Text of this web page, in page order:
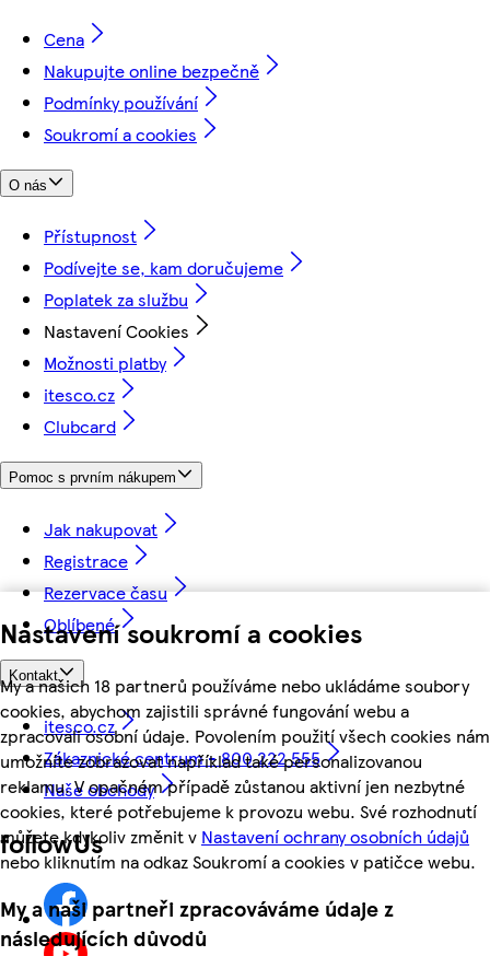
Nastavení soukromí a cookies
My a našich 18 partnerů používáme nebo ukládáme soubory
cookies, abychom zajistili správné fungování webu a
zpracovali osobní údaje. Povolením použití všech cookies nám
umožníte zobrazovat například také personalizovanou
reklamu. V opačném případě zůstanou aktivní jen nezbytné
cookies, které potřebujeme k provozu webu. Své rozhodnutí
můžete kdykoliv změnit v Nastavení ochrany osobních údajů
nebo kliknutím na odkaz Soukromí a cookies v patičce webu.
My a naši partneři zpracováváme údaje z
následujících důvodů
Cena
Nakupujte online bezpečně
Podmínky používání
Soukromí a cookies
O nás
Přístupnost
Podívejte se, kam doručujeme
Poplatek za službu
Nastavení Cookies
Možnosti platby
itesco.cz
Clubcard
Pomoc s prvním nákupem
Jak nakupovat
Registrace
Rezervace času
Oblíbené
Kontakt
itesco.cz
Zákaznické centrum - 800 222 555
Naše obchody
followUs